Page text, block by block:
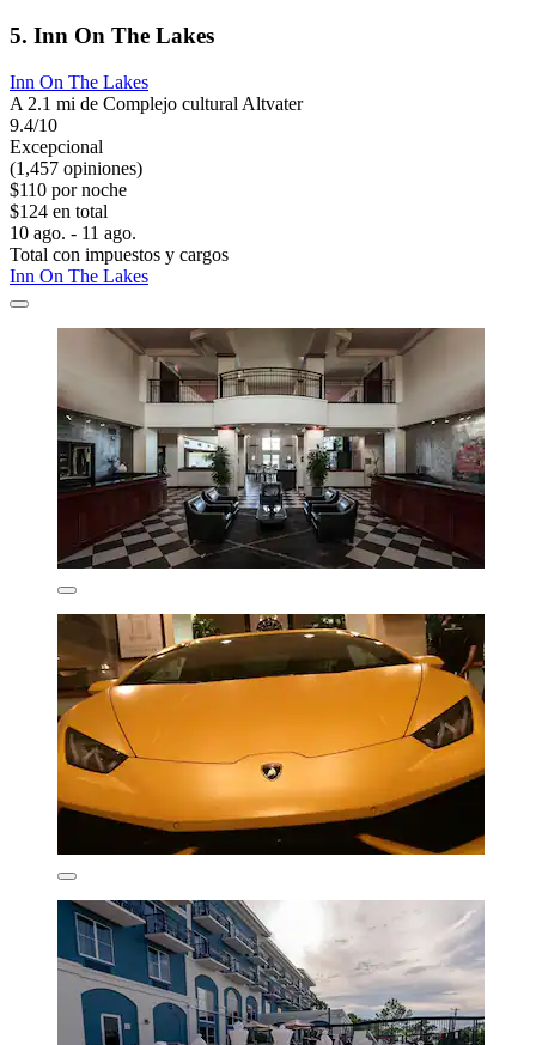
5. Inn On The Lakes
Inn On The Lakes
A 2.1 mi de Complejo cultural Altvater
9.4/10
Excepcional
(1,457 opiniones)
$110 por noche
$124 en total
10 ago. - 11 ago.
Total con impuestos y cargos
Inn On The Lakes